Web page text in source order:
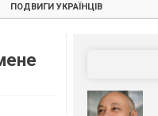
ПОДВИГИ УКРАЇНЦІВ